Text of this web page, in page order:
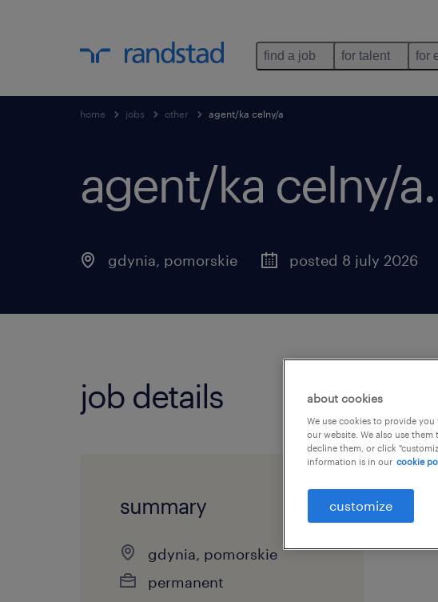
find a job for talent for
home jobs other agent/ka celny/a
agent/ka celny/a.
gdynia, pomorskie posted 8 july 2026
job details
summary
gdynia, pomorskie
permanent
about cookies
We use cookies to provide
our website. We also use
decline them, or click
information is in our cookie
customize